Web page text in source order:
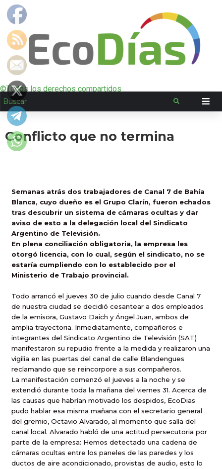
©Todos los derechos compartidos
Conflicto que no termina
Semanas atrás dos trabajadores de Canal 7 de Bahía
Blanca, cuyo dueño es el Grupo Clarín, fueron echados
tras descubrir un sistema de cámaras ocultas y dar
aviso de esto a la delegación local del Sindicato
Argentino de Televisión.
En plena conciliación obligatoria, la empresa les
otorgó licencia, con lo cual, según el sindicato, no se
estaría cumpliendo con lo establecido por el
Ministerio de Trabajo provincial.
Todo arrancó el jueves 30 de julio cuando desde Canal 7
de nuestra ciudad se decidió cesantear a dos empleados
de la emisora, Gustavo Daich y Ángel Juan, ambos de
amplia trayectoria. Inmediatamente, compañeros e
integrantes del Sindicato Argentino de Televisión (SAT)
manifestaron su repudio frente a la medida y realizaron una
vigilia en las puertas del canal de calle Blandengues
reclamando que se reincorpore a sus compañeros.
La manifestación comenzó el jueves a la noche y se
extendió durante toda la mañana del viernes 31. Acerca de
las causas que habrían motivado los despidos, EcoDias
pudo hablar esa misma mañana con el secretario general
del gremio, Octavio Alvarado, al momento que salía del
canal local. Alvarado habló de una actitud persecutoria por
parte de la empresa: Hemos detectado una cadena de
cámaras ocultas entre los paneles de las paredes y los
ductos de aire acondicionado, provistas de audio, esto lo